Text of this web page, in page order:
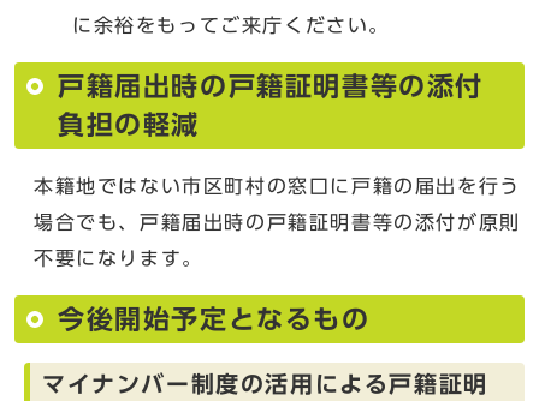
に余裕をもってご来庁ください。
戸籍届出時の戸籍証明書等の添付
負担の軽減
本籍地ではない市区町村の窓口に戸籍の届出を行う
場合でも、戸籍届出時の戸籍証明書等の添付が原則
不要になります。
今後開始予定となるもの
マイナンバー制度の活用による戸籍証明